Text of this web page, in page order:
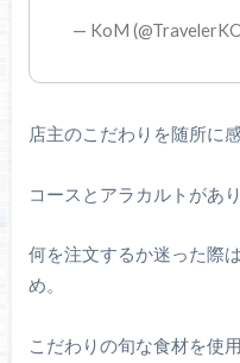
— KoM
店主のこだわりを随所に
コースとアラカルトがあり
何を注文するか迷った際
め。
こだわりの旬な食材を使